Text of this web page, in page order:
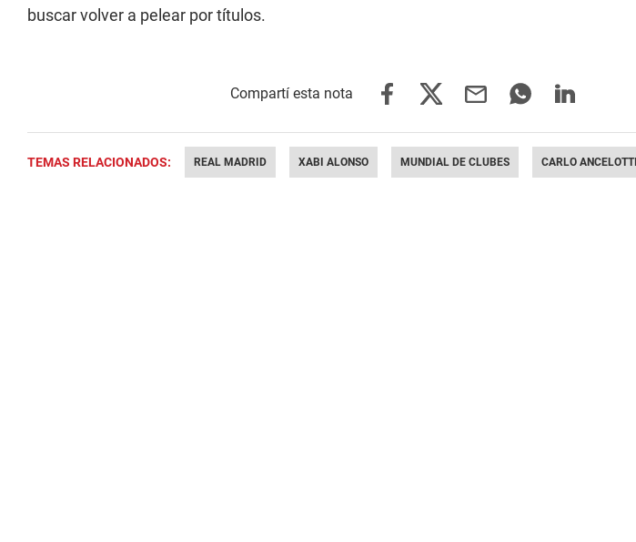
buscar volver a pelear por títulos.
TEMAS RELACIONADOS: REAL MADRID XABI ALONSO MUNDIAL DE CLUBES CARLO ANCELOTTI